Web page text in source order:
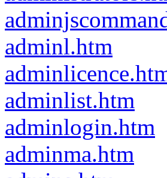
adminl.htm
adminlist.htm
adminlogin.htm
adminma.htm